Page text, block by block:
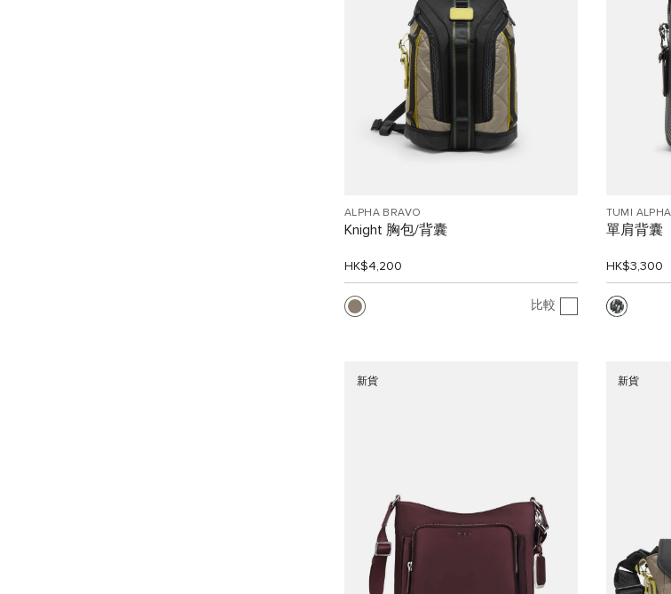
ALPHA BRAVO
Knight 胸包/背囊
HK$4,200
比較
TUMI ALPHA
單肩背囊
HK$3,300
新貨 新貨